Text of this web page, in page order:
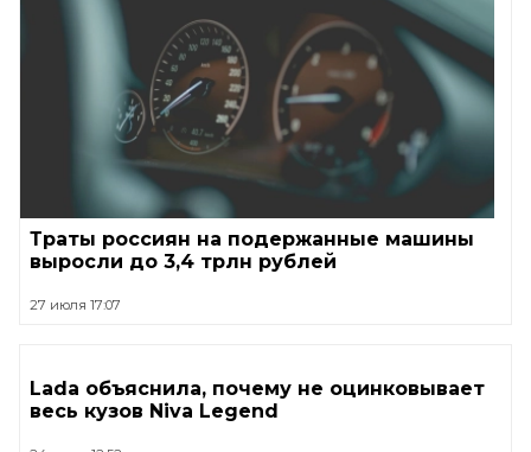
Траты россиян на подержанные машины
выросли до 3,4 трлн рублей
27 июля 17:07
Lada объяснила, почему не оцинковывает
весь кузов Niva Legend